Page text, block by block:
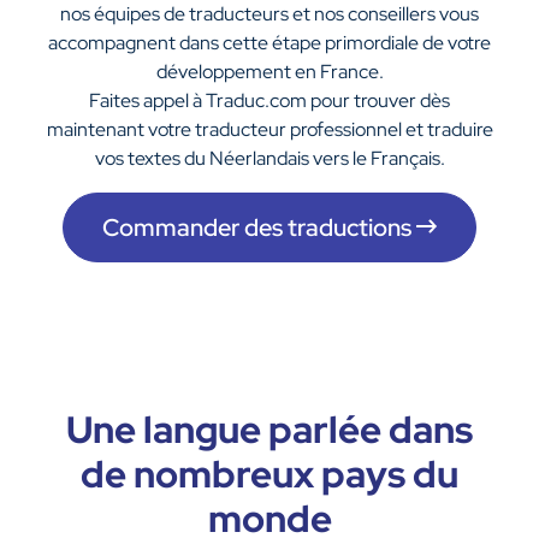
nos équipes de traducteurs et nos conseillers vous
accompagnent dans cette étape primordiale de votre
développement en France.
Faites appel à Traduc.com pour trouver dès
maintenant votre traducteur professionnel et traduire
vos textes du Néerlandais vers le Français.
Commander des traductions
Une langue parlée dans
de nombreux pays du
monde